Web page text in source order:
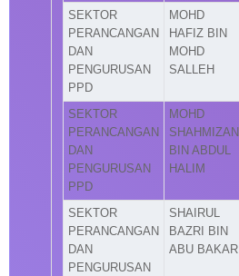
SEKTOR
PERANCANGAN
DAN
PENGURUSAN
PPD
MOHD
HAFIZ BIN
MOHD
SALLEH
SEKTOR
PERANCANGAN
DAN
PENGURUSAN
PPD
MOHD
SHAHMIZAN
BIN ABDUL
HALIM
SEKTOR
PERANCANGAN
DAN
PENGURUSAN
SHAIRUL
BAZRI BIN
ABU BAKAR